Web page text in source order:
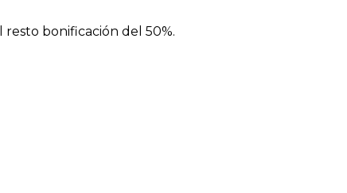
resto bonificación del 50%.